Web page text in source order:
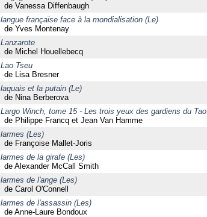
de Vanessa Diffenbaugh
langue française face à la mondialisation (Le)
de Yves Montenay
Lanzarote
de Michel Houellebecq
Lao Tseu
de Lisa Bresner
laquais et la putain (Le)
de Nina Berberova
Largo Winch, tome 15 - Les trois yeux des gardiens du Tao
de Philippe Francq et Jean Van Hamme
larmes (Les)
de Françoise Mallet-Joris
larmes de la girafe (Les)
de Alexander McCall Smith
larmes de l'ange (Les)
de Carol O'Connell
larmes de l'assassin (Les)
de Anne-Laure Bondoux